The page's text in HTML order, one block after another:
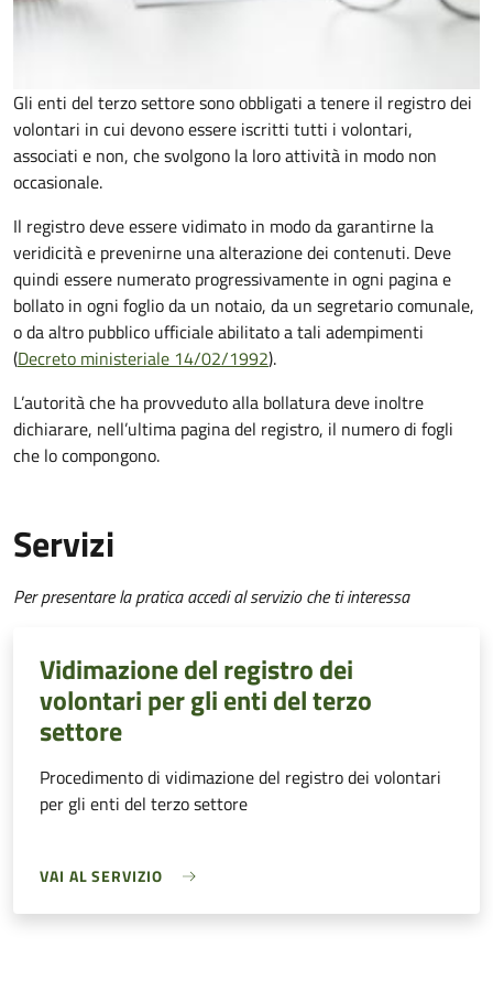
Gli enti del terzo settore sono obbligati a tenere il registro dei
volontari in cui devono essere iscritti tutti i volontari,
associati e non, che svolgono la loro attività in modo non
occasionale.
Il registro deve essere vidimato in modo da garantirne la
veridicità e prevenirne una alterazione dei contenuti. Deve
quindi essere numerato progressivamente in ogni pagina e
bollato in ogni foglio da un notaio, da un segretario comunale,
o da altro pubblico ufficiale abilitato a tali adempimenti
(Decreto ministeriale 14/02/1992).
L’autorità che ha provveduto alla bollatura deve inoltre
dichiarare, nell’ultima pagina del registro, il numero di fogli
che lo compongono.
Servizi
Per presentare la pratica accedi al servizio che ti interessa
Vidimazione del registro dei
volontari per gli enti del terzo
settore
Procedimento di vidimazione del registro dei volontari
per gli enti del terzo settore
VAI AL SERVIZIO